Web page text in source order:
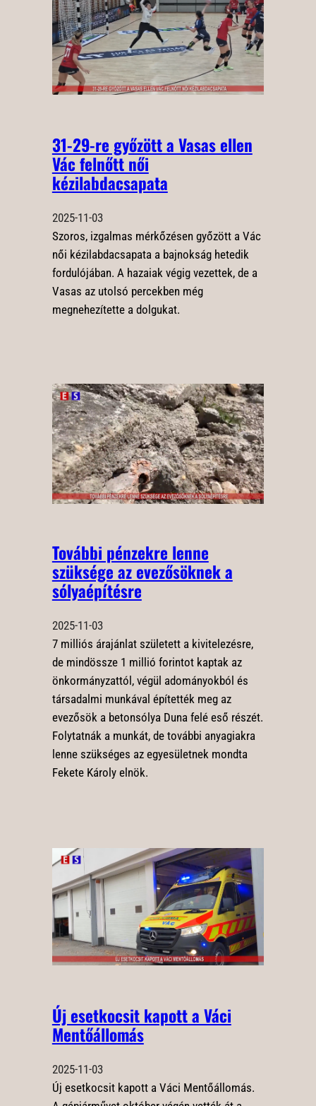
31-29-re győzött a Vasas ellen
Vác felnőtt női
kézilabdacsapata
2025-11-03
Szoros, izgalmas mérkőzésen győzött a Vác
női kézilabdacsapata a bajnokság hetedik
fordulójában. A hazaiak végig vezettek, de a
Vasas az utolsó percekben még
megnehezítette a dolgukat.
További pénzekre lenne
szüksége az evezősöknek a
sólyaépítésre
2025-11-03
7 milliós árajánlat született a kivitelezésre,
de mindössze 1 millió forintot kaptak az
önkormányzattól, végül adományokból és
társadalmi munkával építették meg az
evezősök a betonsólya Duna felé eső részét.
Folytatnák a munkát, de további anyagiakra
lenne szükséges az egyesületnek mondta
Fekete Károly elnök.
Új esetkocsit kapott a Váci
Mentőállomás
2025-11-03
Új esetkocsit kapott a Váci Mentőállomás.